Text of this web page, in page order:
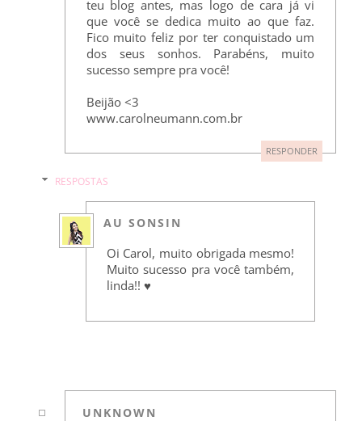
teu blog antes, mas logo de cara já vi
que você se dedica muito ao que faz.
Fico muito feliz por ter conquistado um
dos seus sonhos. Parabéns, muito
sucesso sempre pra você!
Beijão <3
www.carolneumann.com.br
RESPONDER
RESPOSTAS
AU SONSIN
Oi Carol, muito obrigada mesmo!
Muito sucesso pra você também,
linda!! ♥
UNKNOWN